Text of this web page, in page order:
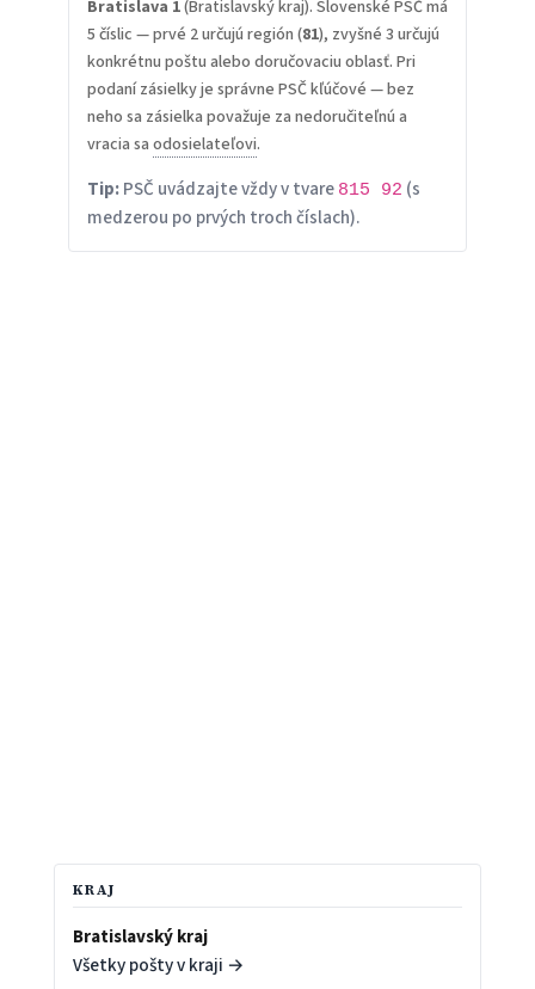
Bratislava 1(Bratislavský kraj). Slovenské PSČ má
5 číslic — prvé 2 určujú región (81), zvyšné 3 určujú
konkrétnu poštu alebo doručovaciu oblasť. Pri
podaní zásielky je správne PSČ kľúčové — bez
neho sa zásielka považuje za nedoručiteľnú a
vracia sa odosielateľovi.
Tip:PSČ uvádzajte vždy v tvare 815 92 (s
medzerou po prvých troch číslach).
KRAJ
Bratislavský kraj
Všetky pošty v kraji →